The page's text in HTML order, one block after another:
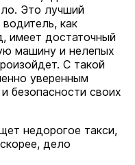
Это лучший
как
имеет достаточный
машину и нелепых
С такой
уверенным
безопасности своих
недорогое такси,
дело